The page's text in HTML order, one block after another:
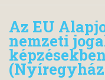
Az EU
nemzeti